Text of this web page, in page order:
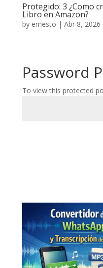
Protegido: 3 ¿Como
Libro en Amazon?
by ernesto | Abr 8, 2026
Password
To view this protected